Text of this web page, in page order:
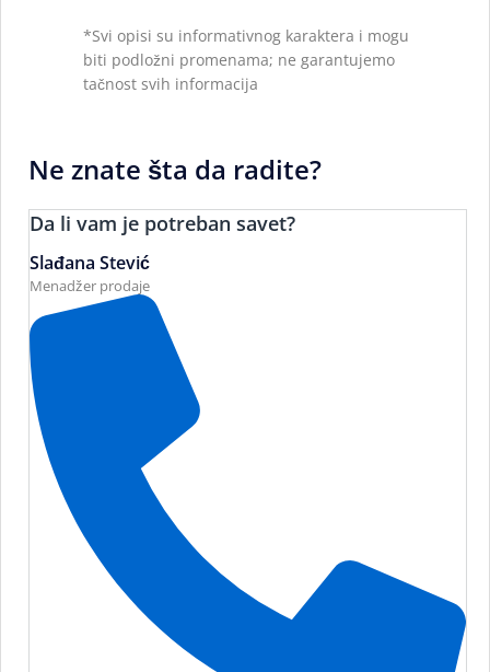
*Svi opisi su informativnog karaktera i mogu
biti podložni promenama; ne garantujemo
tačnost svih informacija
Ne znate šta da radite?
Da li vam je potreban savet?
Slađana Stević
Menadžer prodaje